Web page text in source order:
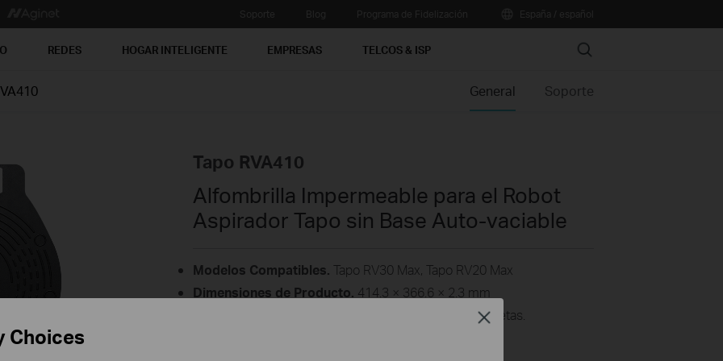
REDES HOGAR INTELIGENTE EMPRESAS TELCOS & ISP Search
General Soporte
Tapo RVA410
Alfombrilla Impermeable para el Robot
Aspirador Tapo sin Base Auto-vaciable
Modelos Compatibles. Tapo RV30 Max, Tapo RV20 Max
Dimensiones de Producto. 414.3 × 366.6 × 2.3 mm
Utiliza esta alfombrilla sobre suelos de madera o moquetas.
Choices
Close